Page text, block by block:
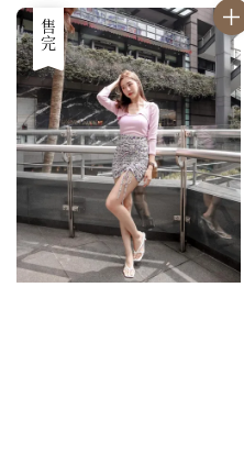
優惠
售完